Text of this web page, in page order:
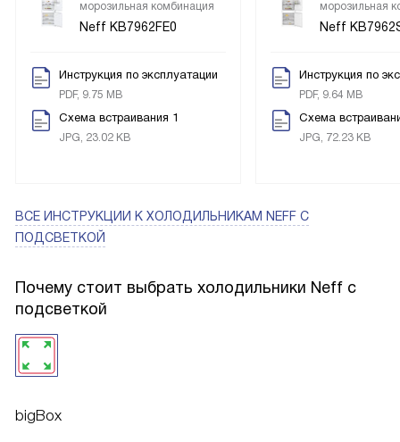
морозильная комбинация
Neff KB7962FE0
Инструкция по эксплуатации
PDF, 9.75 MB
Схема встраивания 1
JPG, 23.02 KB
морозильная
Neff
Инструкция по
PDF, 9.64 MB
Схема
JPG, 72.23 KB
ВСЕ ИНСТРУКЦИИ К ХОЛОДИЛЬНИКАМ NEFF С
ПОДСВЕТКОЙ
Почему стоит выбрать холодильники Neff с
подсветкой
bigBox